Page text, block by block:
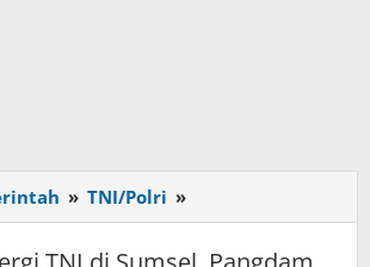
» TNI/Polri »
Sinergi
TNI